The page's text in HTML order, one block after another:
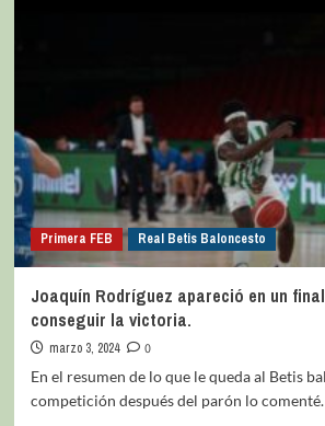
Primera FEB Real Betis Baloncesto
Joaquín Rodríguez apareció en un
conseguir la victoria.
marzo 3, 2024
0
En el resumen de lo que le queda al Betis
competición después del parón lo